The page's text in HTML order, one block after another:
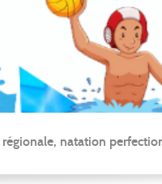
natation